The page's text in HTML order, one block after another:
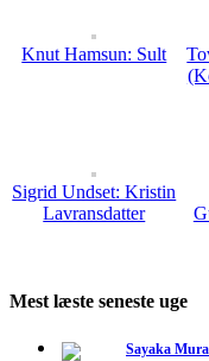
Knut Hamsun: Sult
Sigrid Undset: Kristin
Lavransdatter
Mest læste seneste uge
Sayaka